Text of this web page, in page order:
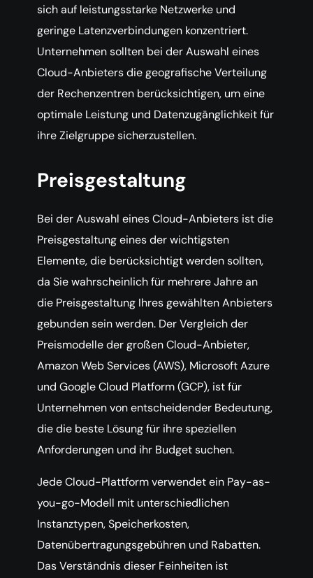
sich auf leistungsstarke Netzwerke und
geringe Latenzverbindungen konzentriert.
Unternehmen sollten bei der Auswahl eines
Cloud-Anbieters die geografische Verteilung
der Rechenzentren berücksichtigen, um eine
optimale Leistung und Datenzugänglichkeit für
ihre Zielgruppe sicherzustellen.
Preisgestaltung
Bei der Auswahl eines Cloud-Anbieters ist die
Preisgestaltung eines der wichtigsten
Elemente, die berücksichtigt werden sollten,
da Sie wahrscheinlich für mehrere Jahre an
die Preisgestaltung Ihres gewählten Anbieters
gebunden sein werden. Der Vergleich der
Preismodelle der großen Cloud-Anbieter,
Amazon Web Services (AWS), Microsoft Azure
und Google Cloud Platform (GCP), ist für
Unternehmen von entscheidender Bedeutung,
die die beste Lösung für ihre speziellen
Anforderungen und ihr Budget suchen.
Jede Cloud-Plattform verwendet ein Pay-as-
you-go-Modell mit unterschiedlichen
Instanztypen, Speicherkosten,
Datenübertragungsgebühren und Rabatten.
Das Verständnis dieser Feinheiten ist